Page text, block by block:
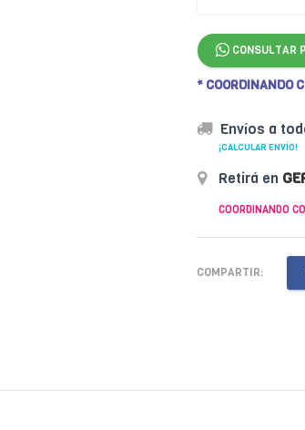
CONSULTAR
* COORDINANDO
Envíos a
¡CALCULAR ENVÍO!
Retirá en
COORDINANDO
COMPARTIR: